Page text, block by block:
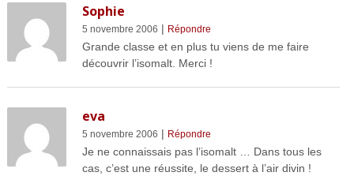
Sophie
5 novembre 2006 | Répondre
Grande classe et en plus tu viens de me faire
découvrir l’isomalt. Merci !
eva
5 novembre 2006 | Répondre
Je ne connaissais pas l’isomalt … Dans tous les
cas, c’est une réussite, le dessert à l’air divin !